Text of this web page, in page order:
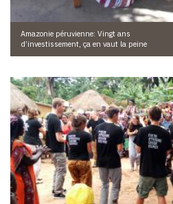
Amazonie péruvienne: Vingt ans
d’investissement, ça en vaut la peine